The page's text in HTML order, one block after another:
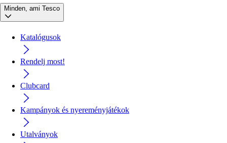
Minden, ami Tesco
Katalógusok
Rendelj most!
Clubcard
Kampányok és nyereményjátékok
Utalványok